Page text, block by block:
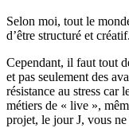
Selon moi, tout le
d’être structuré et créatif.
Cependant, il faut tout
et pas seulement des
résistance au stress car
métiers de « live »,
projet, le jour J, vous ne